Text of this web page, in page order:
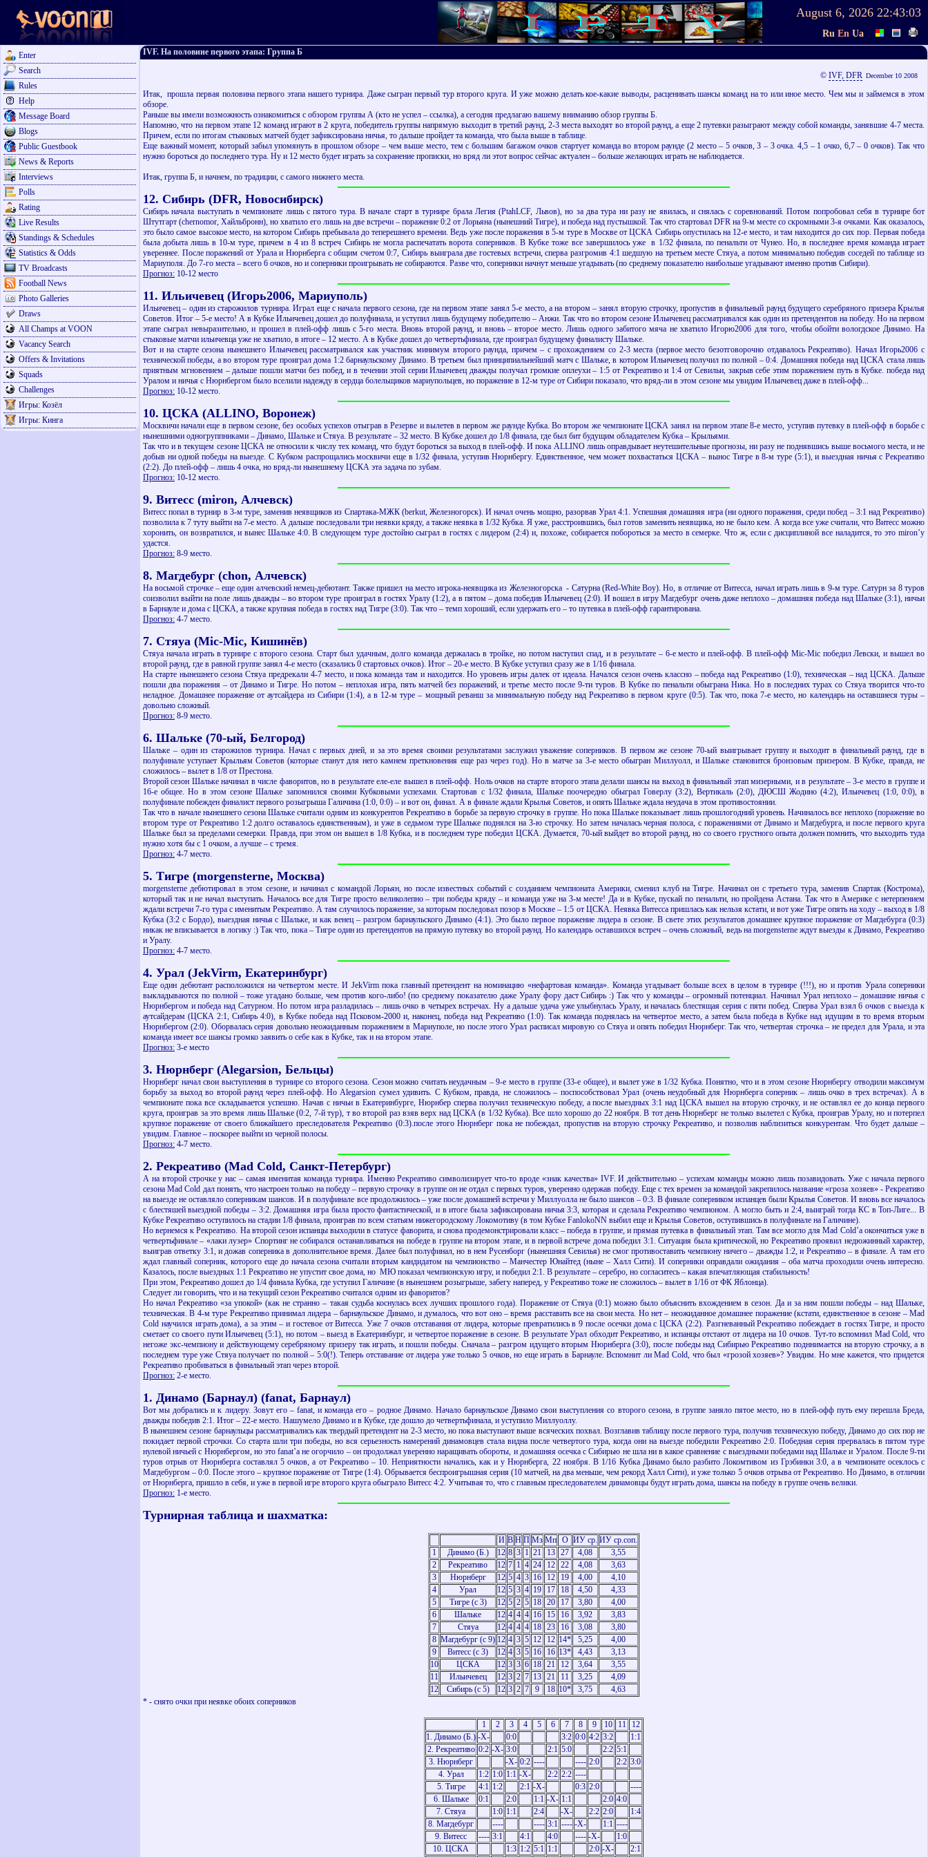
August 6, 2026 22:43:03
Ru En Ua
Enter
Search
Rules
Help
Message Board
Blogs
Public Guestbook
News & Reports
Interviews
Polls
Rating
Live Results
Standings & Schedules
Statistics & Odds
TV Broadcasts
Football News
Photo Galleries
Draws
All Champs at VOON
Vacancy Search
Offers & Invitations
Squads
Challenges
Игры: Козёл
Игры: Кинга
IVF. На половине первого этапа: Группа Б
© IVF, DFR December 10 2008
Итак, прошла первая половина первого этапа нашего турнира. Даже сыгран первый тур второго круга. И уже можно делать кое-какие выводы, расценивать шансы команд на то или иное место. Чем мы и займемся в этом
обзоре.
Раньше вы имели возможность ознакомиться с обзором группы А (кто не успел – ссылка), а сегодня предлагаю вашему вниманию обзор группы Б.
Напомню, что на первом этапе 12 команд играют в 2 круга, победитель группы напрямую выходит в третий раунд, 2-3 места выходят во второй раунд, а еще 2 путевки разыграют между собой команды, занявшие 4-7 места.
Причем, если по итогам стыковых матчей будет зафиксирована ничья, то дальше пройдет та команда, что была выше в таблице.
Еще важный момент, который забыл упомянуть в прошлом обзоре – чем выше место, тем с большим багажом очков стартует команда во втором раунде (2 место – 5 очков, 3 – 3 очка. 4,5 – 1 очко, 6,7 – 0 очков). Так что
нужно бороться до последнего тура. Ну и 12 место будет играть за сохранение прописки, но вряд ли этот вопрос сейчас актуален – больше желающих играть не наблюдается.
Итак, группа Б, и начнем, по традиции, с самого нижнего места.
12. Сибирь (DFR, Новосибирск)
Сибирь начала выступать в чемпионате лишь с пятого тура. В начале старт в турнире брала Легия (PtahLCF, Львов), но за два тура ни разу не явилась, и снялась с соревнований. Потом попробовал себя в турнире бот
Штутгарт (chernomor, Хайльбронн), но хватило его лишь на две встречи – поражение 0:2 от Лорьяна (нынешний Тигре), и победа над пустышкой. Так что стартовал DFR на 9-м месте со скромными 3-я очками. Как оказалось,
это было самое высокое место, на котором Сибирь пребывала до теперешнего времени. Ведь уже после поражения в 5-м туре в Москве от ЦСКА Сибирь опустилась на 12-е место, и там находится до сих пор. Первая победа
была добыта лишь в 10-м туре, причем в 4 из 8 встреч Сибирь не могла распечатать ворота соперников. В Кубке тоже все завершилось уже в 1/32 финала, по пенальти от Чунео. Но, в последнее время команда играет
увереннее. После поражений от Урала и Нюрнберга с общим счетом 0:7, Сибирь выиграла две гостевых встречи, сперва разгромив 4:1 шедшую на третьем месте Стяуа, а потом минимально победив соседей по таблице из
Мариуполя. До 7-го места – всего 6 очков, но и соперники проигрывать не собираются. Разве что, соперники начнут меньше угадывать (по среднему показателю наибольше угадывают именно против Сибири).
Прогноз: 10-12 место
11. Ильичевец (Игорь2006, Мариуполь)
Ильичевец – один из старожилов турнира. Играл еще с начала первого сезона, где на первом этапе занял 5-е место, а на втором – занял вторую строчку, пропустив в финальный раунд будущего серебряного призера Крылья
Советов. Итог – 5-е место! А в Кубке Ильичевец дошел до полуфинала, и уступил лишь будущему победителю – Анжи. Так что во втором сезоне Ильичевец рассматривался как один из претендентов на победу. Но на первом
этапе сыграл невыразительно, и прошел в плей-офф лишь с 5-го места. Вновь второй раунд, и вновь – второе место. Лишь одного забитого мяча не хватило Игорю2006 для того, чтобы обойти вологдское Динамо. На
стыковые матчи ильичевца уже не хватило, в итоге – 12 место. А в Кубке дошел до четвертьфинала, где проиграл будущему финалисту Шальке.
Вот и на старте сезона нынешнего Ильичевец рассматривался как участник минимум второго раунда, причем – с прохождением со 2-3 места (первое место безотговорочно отдавалось Рекреативо). Начал Игорь2006 с
технической победы, а во втором туре проиграл дома 1:2 барнаульскому Динамо. В третьем был принципиальнейший матч с Шальке, в котором Ильичевец получил по полной – 0:4. Домашняя победа над ЦСКА стала лишь
приятным мгновением – дальше пошли матчи без побед, и в течении этой серии Ильичевец дважды получал громкие оплеухи – 1:5 от Рекреативо и 1:4 от Севильи, закрыв себе этим поражением путь в Кубке. победа над
Уралом и ничья с Нюрнбергом было вселили надежду в сердца болельщиков мариупольцев, но поражение в 12-м туре от Сибири показало, что вряд-ли в этом сезоне мы увидим Ильичевец даже в плей-офф...
Прогноз: 10-12 место.
10. ЦСКА (ALLINO, Воронеж)
Москвичи начали еще в первом сезоне, без особых успехов отыграв в Резерве и вылетев в первом же раунде Кубка. Во втором же чемпионате ЦСКА занял на первом этапе 8-е место, уступив путевку в плей-офф в борьбе с
нынешними одногруппниками – Динамо, Шальке и Стяуа. В результате – 32 место. В Кубке дошел до 1/8 финала, где был бит будущим обладателем Кубка – Крыльями.
Так что и в текущем сезоне ЦСКА не относили к числу тех команд, что будут бороться за выход в плей-офф. И пока ALLINO лишь оправдывает неутешительные прогнозы, ни разу не поднявшись выше восьмого места, и не
добыв ни одной победы на выезде. С Кубком распрощались москвичи еще в 1/32 финала, уступив Нюрнбергу. Единственное, чем может похвастаться ЦСКА – вынос Тигре в 8-м туре (5:1), и выездная ничья с Рекреативо
(2:2). До плей-офф – лишь 4 очка, но вряд-ли нынешнему ЦСКА эта задача по зубам.
Прогноз: 10-12 место.
9. Витесс (miron, Алчевск)
Витесс попал в турнир в 3-м туре, заменив неявщиков из Спартака-МЖК (berkut, Железногорск). И начал очень мощно, разорвав Урал 4:1. Успешная домашняя игра (ни одного поражения, среди побед – 3:1 над Рекреативо)
позволила к 7 туту выйти на 7-е место. А дальше последовали три неявки кряду, а также неявка в 1/32 Кубка. Я уже, расстроившись, был готов заменить неявщика, но не было кем. А когда все уже считали, что Витесс можно
хоронить, он возвратился, и вынес Шальке 4:0. В следующем туре достойно сыграл в гостях с лидером (2:4) и, похоже, собирается побороться за место в семерке. Что ж, если с дисциплиной все наладится, то это miron’y
удастся.
Прогноз: 8-9 место.
8. Магдебург (chon, Алчевск)
На восьмой строчке – еще один алчевский немец-дебютант. Также пришел на место игрока-неявщика из Железногорска - Сатурна (Red-White Boy). Но, в отличие от Витесса, начал играть лишь в 9-м туре. Сатурн за 8 туров
соизволил выйти на поле лишь дважды – во втором туре проиграл в гостях Уралу (1:2), а в пятом – дома победив Ильичевец (2:0). И вошел в игру Магдебург очень даже неплохо – домашняя победа над Шальке (3:1), ничьи
в Барнауле и дома с ЦСКА, а также крупная победа в гостях над Тигре (3:0). Так что – темп хороший, если удержать его – то путевка в плей-офф гарантирована.
Прогноз: 4-7 место.
7. Стяуа (Mic-Mic, Кишинёв)
Стяуа начала играть в турнире с второго сезона. Старт был удачным, долго команда держалась в тройке, но потом наступил спад, и в результате – 6-е место и плей-офф. В плей-офф Mic-Mic победил Левски, и вышел во
второй раунд, где в равной группе занял 4-е место (сказались 0 стартовых очков). Итог – 20-е место. В Кубке уступил сразу же в 1/16 финала.
На старте нынешнего сезона Стяуа предрекали 4-7 место, и пока команда там и находится. Но уровень игры далек от идеала. Начался сезон очень классно – победа над Рекреативо (1:0), техническая – над ЦСКА. Дальше
пошли два поражения – от Динамо и Тигре. Но потом – неплохая игра, пять матчей без поражений, и третье место после 9-ти туров. В Кубке по пенальти обыграна Ника. Но в последних турах со Стяуа творится что-то
неладное. Домашнее поражение от аутсайдера из Сибири (1:4), а в 12-м туре – мощный реванш за минимальную победу над Рекреативо в первом круге (0:5). Так что, пока 7-е место, но календарь на оставшиеся туры –
довольно сложный.
Прогноз: 8-9 место.
6. Шальке (70-ый, Белгород)
Шальке – один из старожилов турнира. Начал с первых дней, и за это время своими результатами заслужил уважение соперников. В первом же сезоне 70-ый выигрывает группу и выходит в финальный раунд, где в
полуфинале уступает Крыльям Советов (которые станут для него камнем преткновения еще раз через год). Но в матче за 3-е место обыгран Миллуолл, и Шальке становится бронзовым призером. В Кубке, правда, не
сложилось – вылет в 1/8 от Престона.
Второй сезон Шальке начинал в числе фаворитов, но в результате еле-еле вышел в плей-офф. Ноль очков на старте второго этапа делали шансы на выход в финальный этап мизерными, и в результате – 3-е место в группе и
16-е общее. Но в этом сезоне Шальке запомнился своими Кубковыми успехами. Стартовав с 1/32 финала, Шальке поочередно обыграл Говерлу (3:2), Вертикаль (2:0), ДЮСШ Жодино (4:2), Ильичевец (1:0, 0:0), в
полуфинале побежден финалист первого розыгрыша Галичина (1:0, 0:0) – и вот он, финал. А в финале ждали Крылья Советов, и опять Шальке ждала неудача в этом противостоянии.
Так что в начале нынешнего сезона Шальке считали одним из конкурентов Рекреативо в борьбе за первую строчку в группе. Но пока Шальке показывает лишь прошлогодний уровень. Начиналось все неплохо (поражение во
втором туре от Рекреативо 1:2 долго оставалось единственным), и уже в седьмом туре Шальке поднялся на 3-ю строчку. Но затем началась черная полоса, с поражениями от Динамо и Магдебурга, и после первого круга
Шальке был за пределами семерки. Правда, при этом он вышел в 1/8 Кубка, и в последнем туре победил ЦСКА. Думается, 70-ый выйдет во второй раунд, но со своего грустного опыта должен помнить, что выходить туда
нужно хотя бы с 1 очком, а лучше – с тремя.
Прогноз: 4-7 место.
5. Тигре (morgensterne, Москва)
morgensterne дебютировал в этом сезоне, и начинал с командой Лорьян, но после известных событий с созданием чемпионата Америки, сменил клуб на Тигре. Начинал он с третьего тура, заменив Спартак (Кострома),
который так и не начал выступать. Началось все для Тигре просто великолепно – три победы кряду – и команда уже на 3-м месте! Да и в Кубке, пускай по пенальти, но пройдена Астана. Так что в Америке с нетерпением
ждали встречи 7-го тура с именитым Рекреативо. А там случилось поражение, за которым последовал позор в Москве – 1:5 от ЦСКА. Неявка Витесса пришлась как нельзя кстати, и вот уже Тигре опять на ходу – выход в 1/8
Кубка (3:2 с Бордо), выездная ничья с Шальке, и как венец – разгром барнаульского Динамо (4:1). Это было первое поражение лидера в сезоне. В свете этих результатов домашнее крупное поражение от Магдебурга (0:3)
никак не вписывается в логику :) Так что, пока – Тигре один из претендентов на прямую путевку во второй раунд. Но календарь оставшихся встреч – очень сложный, ведь на morgensterne ждут выезды к Динамо, Рекреативо
и Уралу.
Прогноз: 4-7 место.
4. Урал (JekVirm, Екатеринбург)
Еще один дебютант расположился на четвертом месте. И JekVirm пока главный претендент на номинацию «нефартовая команда». Команда угадывает больше всех в целом в турнире (!!!), но и против Урала соперники
выкладываются по полной – тоже угадано больше, чем против кого-либо! (по среднему показателю даже Уралу фору даст Сибирь :) Так что у команды – огромный потенциал. Начинал Урал неплохо – домашние ничья с
Нюрнбергом и победа над Сатурном. Но потом игра разладилась – лишь очко в четырех встречах. Ну а дальше удача уже улыбнулась Уралу, и началась блестящая серия с пяти побед. Сперва Урал взял 6 очков с выезда к
аутсайдерам (ЦСКА 2:1, Сибирь 4:0), в Кубке победа над Псковом-2000 и, наконец, победа над Рекреативо (1:0). Так команда поднялась на четвертое место, а затем была победа в Кубке над идущим в то время вторым
Нюрнбергом (2:0). Оборвалась серия довольно неожиданным поражением в Мариуполе, но после этого Урал расписал мировую со Стяуа и опять победил Нюрнберг. Так что, четвертая строчка – не предел для Урала, и эта
команда имеет все шансы громко заявить о себе как в Кубке, так и на втором этапе.
Прогноз: 3-е место
3. Нюрнберг (Alegarsion, Бельцы)
Нюрнберг начал свои выступления в турнире со второго сезона. Сезон можно считать неудачным – 9-е место в группе (33-е общее), и вылет уже в 1/32 Кубка. Понятно, что и в этом сезоне Нюрнбергу отводили максимум
борьбу за выход во второй раунд через плей-офф. Но Alegarsion сумел удивить. С Кубком, правда, не сложилось – поспособствовал Урал (очень неудобный для Нюрнберга соперник – лишь очко в трех встречах). А в
чемпионате пока все складывается успешно. Начав с ничьи в Екатеринбурге, Нюрнбер сперва получил техническую победу, а после выездных 3:1 над ЦСКА вышел на вторую строчку, и не оставлял ее до конца первого
круга, проиграв за это время лишь Шальке (0:2, 7-й тур), т во второй раз взяв верх над ЦСКА (в 1/32 Кубка). Все шло хорошо до 22 ноября. В тот день Нюрнберг не только вылетел с Кубка, проиграв Уралу, но и потерпел
крупное поражение от своего ближайшего преследователя Рекреативо (0:3).после этого Нюрнберг пока не побеждал, пропустив на вторую строчку Рекреативо, и позволив наблизиться конкурентам. Что будет дальше –
увидим. Главное – поскорее выйти из черной полосы.
Прогноз: 4-7 место.
2. Рекреативо (Mad Cold, Санкт-Петербург)
А на второй строчке у нас – самая именитая команда турнира. Именно Рекреативо символизирует что-то вроде «знак качества» IVF. И действительно – успехам команды можно лишь позавидовать. Уже с начала первого
сезона Mad Cold дал понять, что настроен только на победу – первую строчку в группе он не отдал с первых туров, уверенно одержав победу. Еще с тех времен за командой закрепилось название «гроза хозяев» - Рекреативо
на выезде не оставляло соперникам шансов. И в полуфинале все продолжилось – уже после домашней встречи у Миллуолла не было шансов – 0:3. В финале соперником испанцев были Крылья Советов. И вновь все началось
с блестяшей выездной победы – 3:2. Домашняя игра была просто фантастической, и в итоге была зафиксирована ничья 3:3, которая и сделала Рекреативо чемпионом. А могло быть и 2:4, выиграй тогда КС в Топ-Лиге... В
Кубке Рекреативо оступилось на стадии 1/8 финала, проиграв по всем статьям нижегородскому Локомотиву (в том Кубке FanlokoNN выбил еще и Крылья Советов, оступившись в полуфинале на Галичине).
Но вернемся к Рекреативо. На второй сезон испанцы выходили в статусе фаворита, и снова продемонстрировали класс – победа в группе, и прямая путевка в финальный этап. Там все могло для Mad Cold’a окончиться уже в
четвертьфинале – «лаки лузер» Спортинг не собирался останавливаться на победе в группе на втором этапе, и в первой встрече дома победил 3:1. Ситуация была критической, но Рекреативо проявил недюжинный характер,
выиграв ответку 3:1, и дожав соперника в дополнительное время. Далее был полуфинал, но в нем Русенборг (нынешняя Севилья) не смог противоставить чемпиону ничего – дважды 1:2, и Рекреативо – в финале. А там его
ждал главный соперник, которого еще до начала сезона считали вторым кандидатом на чемпионство – Манчестер Юнайтед (ныне – Халл Сити). И соперники оправдали ожидания – оба матча проходили очень интересно.
Казалось, после выездных 1:1 Рекреативо не упустит свое дома, но МЮ показал чемпионскую игру, и победил 2:1. В результате – серебро, но согласитесь – какая впечатляющая стабильность!
При этом, Рекреативо дошел до 1/4 финала Кубка, где уступил Галичине (в нынешнем розыгрыше, забегу наперед, у Рекреативо тоже не сложилось – вылет в 1/16 от ФК Яблонца).
Следует ли говорить, что и на текущий сезон Рекреативо считался одним из фаворитов?
Но начал Рекреативо «за упокой» (как не странно – такая судьба коснулась всех лучших прошлого года). Поражение от Стяуа (0:1) можно было объяснить вхождением в сезон. Да и за ним пошли победы – над Шальке,
техническая. В 4-м туре Рекреативо принимал лидера – барнаульское Динамо, и думалось, что вот оно – время расставить все на свои места. Но нет – неожиданное домашнее поражение (кстати, единственное в сезоне – Mad
Cold научился играть дома), а за этим – и гостевое от Витесса. Уже 7 очков отставания от лидера, которые превратились в 9 после осечки дома с ЦСКА (2:2). Разгневанный Рекреативо побеждает в гостях Тигре, и просто
сметает со своего пути Ильичевец (5:1), но потом – выезд в Екатеринбург, и четвертое поражение в сезоне. В результате Урал обходит Рекреативо, и испанцы отстают от лидера на 10 очков. Тут-то вспомнил Mad Cold, что
негоже экс-чемпиону и действующему серебряному призеру так играть, и пошли победы. Сначала – разгром идущего вторым Нюрнберга (3:0), после победы над Сибирью Рекреативо подннимается на вторую строчку, а в
последнем туре уже Стяуа получает по полной – 5:0(!). Теперь отставание от лидера уже только 5 очков, но еще играть в Барнауле. Вспомнит ли Mad Cold, что был «грозой хозяев»? Увидим. Но мне кажется, что придется
Рекреативо пробиваться в финальный этап через второй.
Прогноз: 2-е место.
1. Динамо (Барнаул) (fanat, Барнаул)
Вот мы добрались и к лидеру. Зовут его – fanat, и команда его – родное Динамо. Начало барнаульское Динамо свои выступления со второго сезона, в группе заняло пятое место, но в плей-офф путь ему перешла Бреда,
дважды победив 2:1. Итог – 22-е место. Нашумело Динамо и в Кубке, где дошло до четвертьфинала, и уступило Миллуоллу.
В нынешнем сезоне барнаульцы рассматривались как твердый претендент на 2-3 место, но пока выступают выше всяческих похвал. Возглавив таблицу после первого тура, получив техническую победу, Динамо до сих пор не
покидает первой строчки. Со старта шли три победы, но вся серьезность намерений динамовцев стала видна после четвертого тура, когда они на выезде победили Рекреативо 2:0. Победная серия прервалась в пятом туре
нулевой ничьей с Нюрнбергом, но это fanat’a не огорчило – он продолжал уверенно наращивать обороты, и домашняя осечка с Сибирью не шла ни в какое сравнение с выездными победами над Шальке и Уралом. После 9-ти
туров отрыв от Нюрнберга составлял 5 очков, а от Рекреативо – 10. Неприятности начались, как и у Нюрнберга, 22 ноября. В 1/16 Кубка Динамо было разбито Локомтивом из Грэбинки 3:0, а в чемпионате осеклось с
Магдебургом – 0:0. После этого – крупное поражение от Тигре (1:4). Обрывается беспроигрышная серия (10 матчей, на два меньше, чем рекорд Халл Сити), и уже только 5 очков отрыва от Рекреативо. Но Динамо, в отличии
от Нюрнберга, пришло в себя, и уже в первой игре второго круга обыграло Витесс 4:2. Учитывая то, что с главным преследователем динамовцы будут играть дома, шансы на победу в группе очень велики.
Прогноз: 1-е место.
Турнирная таблица и шахматка:
И В Н П Мз Мп О ИУ ср. ИУ ср.соп.
1
Динамо (Б.) 12 8 3 1 21 13 27 4,08
3,55
2
Рекреативо 12 7 1 4 24 12 22 4,08
3,63
3
Нюрнберг 12 5 4 3 16 12 19 4,00
4,10
4
Урал 12 5 3 4 19 17 18 4,50
4,33
5
Тигре (c 3) 12 5 2 5 18 20 17 3,80
4,00
6
Шальке 12 4 4 4 16 15 16 3,92
3,83
7
Стяуа 12 4 4 4 18 23 16 3,08
3,80
8 Магдебург (с 9) 12 4 3 5 12 12 14* 5,25
4,00
9
Витесс (с 3) 12 4 3 5 16 16 13* 4,43
3,13
10
ЦСКА 12 3 3 6 18 21 12 3,64
3,55
11
Ильичевец 12 3 2 7 13 21 11 3,25
4,09
12
Сибирь (с 5) 12 3 2 7 9 18 10* 3,75
4,63
* - снято очки при неявке обоих соперников
1 2 3 4 5 6 7 8 9 10 11
12
1. Динамо (Б.) -X- 0:0 3:2 0:0 4:2 3:2
1:1
2. Рекреативо 0:2 -X- 3:0 2:1 5:0 2:2 5:1
3. Нюрнберг
-X- 0:2 ---- ---- 2:0 2:2 3:0
4. Урал
1:2 1:0 1:1 -X- 2:2 2:2 ----
5. Тигре
4:1 1:2 2:1 -X- 0:3 2:0
----
6. Шальке
0:1 2:0 1:1 -X- 1:1 2:0 4:0
7. Стяуа
1:0 1:1 2:4 -X- 2:2 2:0
1:4
8. Магдебург
---- ---- 3:1 ---- -X- 1:1 ----
9. Витесс
---- 3:1 4:1 4:0 ---- -X-
1:0
10. ЦСКА
1:3 1:2 5:1 1:1 2:0 -X-
2:1